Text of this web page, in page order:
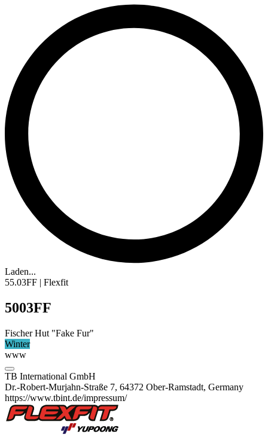
Laden...
55.03FF | Flexfit
5003FF
Fischer Hut "Fake Fur"
Winter
www
TB International GmbH
Dr.-Robert-Murjahn-Straße 7, 64372 Ober-Ramstadt, Germany
https://www.tbint.de/impressum/